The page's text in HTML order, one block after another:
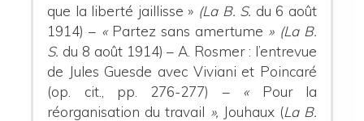
que la liberté jaillisse » (La B. S. du 6 août
1914) – «Partez sans amertume » (La B.
S. du 8 août 1914) – A. Rosmer : l’entrevue
de Jules Guesde avec Viviani et Poincaré
(op. cit., pp. 276-277) – « Pour la
réorganisation du travail », Jouhaux (La B.